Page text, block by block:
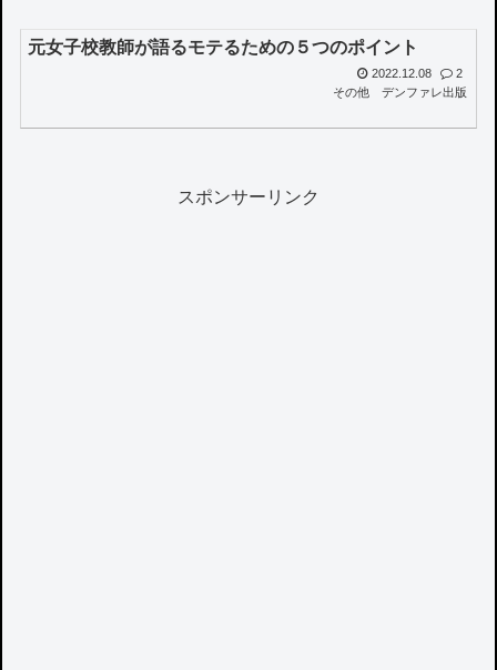
元女子校教師が語るモテるための５つのポイント
2022.12.08
2
その他
デンファレ出版
スポンサーリンク